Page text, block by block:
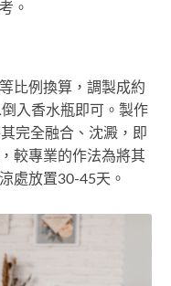
。
比例換算，調製成約
入香水瓶即可。製作
完全融合、沈澱，即
較專業的作法為將其
處放置30-45天。